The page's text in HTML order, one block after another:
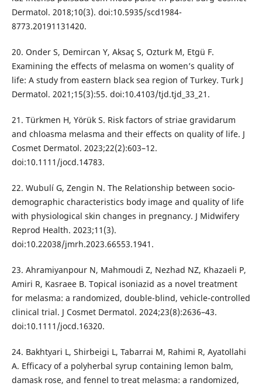
Dermatol. 2018;10(3). doi:10.5935/scd1984-
8773.20191131420.
20. Onder S, Demircan Y, Aksaç S, Ozturk M, Etgü F.
Examining the effects of melasma on women’s quality of
life: A study from eastern black sea region of Turkey. Turk J
Dermatol. 2021;15(3):55. doi:10.4103/tjd.tjd_33_21.
21. Türkmen H, Yörük S. Risk factors of striae gravidarum
and chloasma melasma and their effects on quality of life. J
Cosmet Dermatol. 2023;22(2):603–12.
doi:10.1111/jocd.14783.
22. Wubulí G, Zengin N. The Relationship between socio-
demographic characteristics body image and quality of life
with physiological skin changes in pregnancy. J Midwifery
Reprod Health. 2023;11(3).
doi:10.22038/jmrh.2023.66553.1941.
23. Ahramiyanpour N, Mahmoudi Z, Nezhad NZ, Khazaeli P,
Amiri R, Kasraee B. Topical isoniazid as a novel treatment
for melasma: a randomized, double-blind, vehicle-controlled
clinical trial. J Cosmet Dermatol. 2024;23(8):2636–43.
doi:10.1111/jocd.16320.
24. Bakhtyari L, Shirbeigi L, Tabarrai M, Rahimi R, Ayatollahi
A. Efficacy of a polyherbal syrup containing lemon balm,
damask rose, and fennel to treat melasma: a randomized,